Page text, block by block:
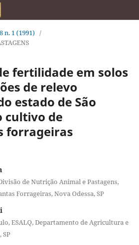
n. 1 (1991) /
fertilidade em solos
de relevo
estado de São
cultivo de
forrageiras
de Nutrição Animal e Pastagens,
Forrageiras, Nova Odessa, SP
ESALQ, Departamento de Agricultura e